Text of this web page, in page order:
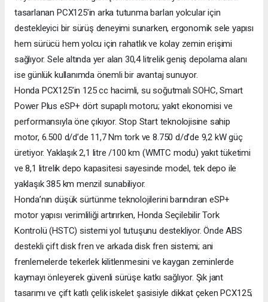
tasarlanan PCX125’in arka tutunma barları yolcular için
destekleyici bir sürüş deneyimi sunarken, ergonomik sele yapısı
hem sürücü hem yolcu için rahatlık ve kolay zemin erişimi
sağlıyor. Sele altında yer alan 30,4 litrelik geniş depolama alanı
ise günlük kullanımda önemli bir avantaj sunuyor.
Honda PCX125’in 125 cc hacimli, su soğutmalı SOHC, Smart
Power Plus eSP+ dört supaplı motoru; yakıt ekonomisi ve
performansıyla öne çıkıyor. Stop Start teknolojisine sahip
motor, 6.500 d/d’de 11,7 Nm tork ve 8.750 d/d’de 9,2 kW güç
üretiyor. Yaklaşık 2,1 litre /100 km (WMTC modu) yakıt tüketimi
ve 8,1 litrelik depo kapasitesi sayesinde model, tek depo ile
yaklaşık 385 km menzil sunabiliyor.
Honda’nın düşük sürtünme teknolojilerini barındıran eSP+
motor yapısı verimliliği artırırken, Honda Seçilebilir Tork
Kontrolü (HSTC) sistemi yol tutuşunu destekliyor. Önde ABS
destekli çift disk fren ve arkada disk fren sistemi; ani
frenlemelerde tekerlek kilitlenmesini ve kaygan zeminlerde
kaymayı önleyerek güvenli sürüşe katkı sağlıyor. Şık jant
tasarımı ve çift katlı çelik iskelet şasisiyle dikkat çeken PCX125;